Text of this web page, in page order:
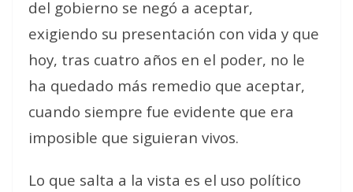
del gobierno se negó a aceptar,
exigiendo su presentación con vida y que
hoy, tras cuatro años en el poder, no le
ha quedado más remedio que aceptar,
cuando siempre fue evidente que era
imposible que siguieran vivos.
Lo que salta a la vista es el uso político